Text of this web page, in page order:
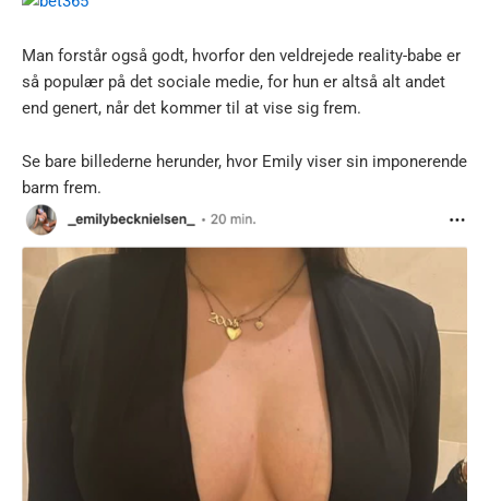
Man forstår også godt, hvorfor den veldrejede reality-babe er
så populær på det sociale medie, for hun er altså alt andet
end genert, når det kommer til at vise sig frem.
Se bare billederne herunder, hvor Emily viser sin imponerende
barm frem.